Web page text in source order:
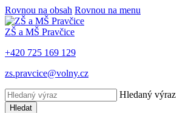
Rovnou na obsah Rovnou na menu
ZŠ a MŠ Pravčice
+420 725 169 129
zs.pravcice@volny.cz
Hledaný výraz
Hledat